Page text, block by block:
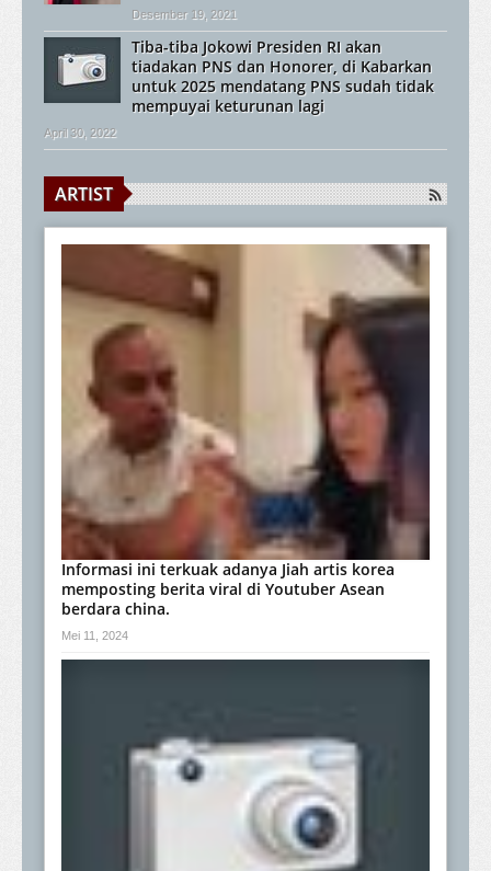
Desember 19, 2021
Tiba-tiba Jokowi Presiden RI akan
tiadakan PNS dan Honorer, di Kabarkan
untuk 2025 mendatang PNS sudah tidak
mempuyai keturunan lagi
April 30, 2022
ARTIST
Informasi ini terkuak adanya Jiah artis korea
memposting berita viral di Youtuber Asean
berdara china.
Mei 11, 2024